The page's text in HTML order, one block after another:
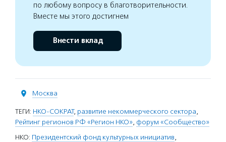
по любому вопросу в благотворительности.
Вместе мы этого достигнем
Внести вклад
Москва
ТЕГИ: НКО-СОКРАТ, развитие некоммерческого сектора,
Рейтинг регионов РФ «Регион НКО», форум «Сообщество»
НКО: Президентский фонд культурных инициатив,